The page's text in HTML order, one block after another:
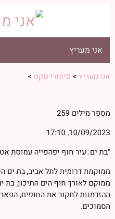
אני מעריץ
אני מעריץ > סיפורי סקס >
מספר מילים 259
10/09/2023, 17:10
"בת ים: עיר חוף יפהפייה עמוסת
ממוקמת דרומית לתל אביב, בת ים
ממוקם לאורך חוף הים התיכון, בת
ההזדמנות לחקור את החופים,
הסמוכים.